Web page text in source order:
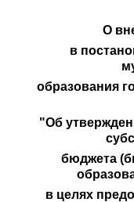
О
в
образования
"Об
бюджета
в целях